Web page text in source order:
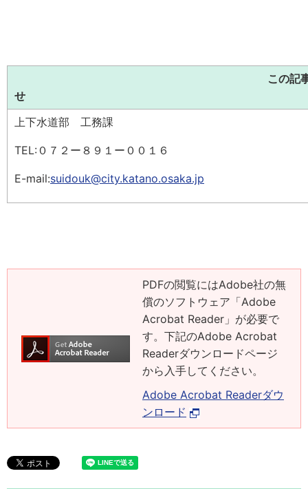
この記
上下水道部 工務課
TEL:０７２ー８９１ー００１６
E-mail:suidouk@city.katano.osaka.jp
PDFの閲覧にはAdobe社の無
償のソフトウェア「Adobe
Acrobat Reader」が必要で
す。下記のAdobe Acrobat
Readerダウンロードページ
から入手してください。
Adobe Acrobat Readerダウ
ンロード